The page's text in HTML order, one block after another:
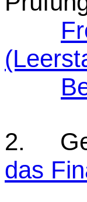
2.
das